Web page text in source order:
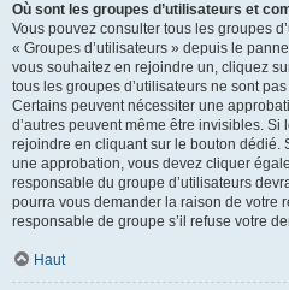
Où sont les groupes d’utilisateurs et
Vous pouvez consulter tous les groupes
« Groupes d’utilisateurs » depuis le
vous souhaitez en rejoindre un, cliquez
tous les groupes d’utilisateurs ne sont
Certains peuvent nécessiter une
d’autres peuvent même être invisibles.
rejoindre en cliquant sur le bouton dédié.
une approbation, vous devez cliquer
responsable du groupe d’utilisateurs
pourra vous demander la raison de votre
responsable de groupe s’il refuse votre
Haut